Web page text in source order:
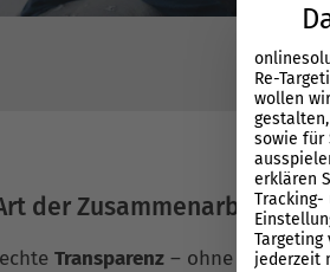
der Zusammenarbeit
Transparenz – ohne
Re-
wollen
sowie für
erklären
Tracking-
Targeting
jederzeit